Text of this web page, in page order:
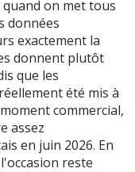
on met tous
données
exactement la
donnent plutôt
que les
été mis à
commercial,
assez
en juin 2026. En
reste